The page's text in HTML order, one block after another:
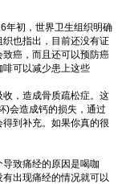
年初，世界卫生组织明确
也指出，目前还没有证
癌，而且还可以预防癌
可以减少患上这些
，造成骨质疏松症。这
)会造成钙的损失，通过
到补充。如果你真的很
致痛经的原因是喝咖
出现痛经的情况就可以